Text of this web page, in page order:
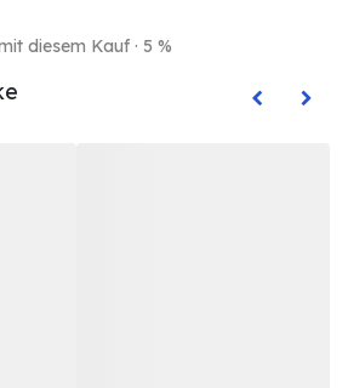
diesem Kauf · 5 %